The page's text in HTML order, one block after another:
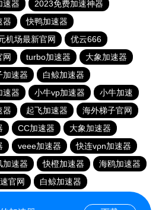
速器
2023免费加速神器
器
快鸭加速器
机场最新官网
优云666
网 turbo加速器
大象加速器
加速器
白鲸加速器
速器 小牛vp加速器
小牛加速
器 起飞加速器
海外梯子官网
CC加速器
大象加速器
veee加速器
快连vρn加速器
加速器 快橙加速器
海鸥加速器
官网
白鲸加速器